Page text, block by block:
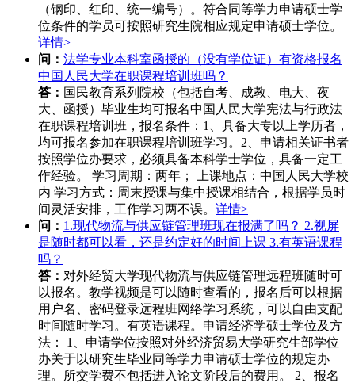
（钢印、红印、统一编号）。符合同等学力申请硕士学
位条件的学员可按照研究生院相应规定申请硕士学位。
详情>
问： 法学专业本科室函授的（没有学位证）有资格报名
中国人民大学在职课程培训班吗？
答： 国民教育系列院校（包括自考、成教、电大、夜
大、函授）毕业生均可报名中国人民大学宪法与行政法
在职课程培训班，报名条件：1、具备大专以上学历者，
均可报名参加在职课程培训班学习。2、申请相关证书者
按照学位办要求，必须具备本科学士学位，具备一定工
作经验。 学习周期：两年； 上课地点：中国人民大学校
内 学习方式：周末授课与集中授课相结合，根据学员时
间灵活安排，工作学习两不误。 详情>
问： 1.现代物流与供应链管理班现在报满了吗？ 2.视屏
是随时都可以看，还是约定好的时间上课 3.有英语课程
吗？
答： 对外经贸大学现代物流与供应链管理远程班随时可
以报名。教学视频是可以随时查看的，报名后可以根据
用户名、密码登录远程班网络学习系统，可以自由支配
时间随时学习。有英语课程。申请经济学硕士学位及方
法： 1、申请学位按照对外经济贸易大学研究生部学位
办关于以研究生毕业同等学力申请硕士学位的规定办
理。所交学费不包括进入论文阶段后的费用。 2、报名